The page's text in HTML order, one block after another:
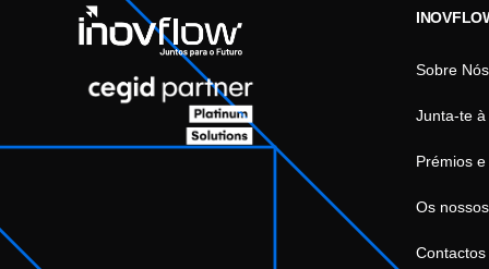
Sobre Nós
Junta-te
Prémios
Os
Contactos